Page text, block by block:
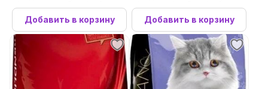
Добавить в корзину Добавить в корзину